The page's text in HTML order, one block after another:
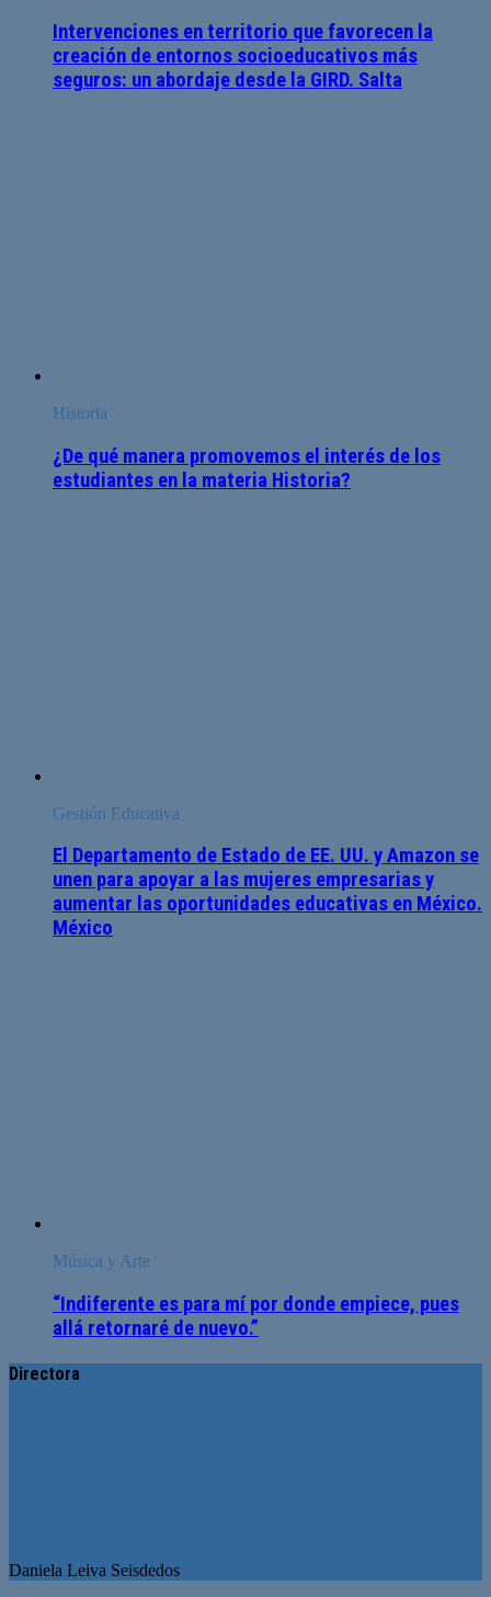
Intervenciones en territorio que favorecen la
creación de entornos socioeducativos más
seguros: un abordaje desde la GIRD. Salta
Historia
¿De qué manera promovemos el interés de los
estudiantes en la materia Historia?
Gestión Educativa
El Departamento de Estado de EE. UU. y Amazon se
unen para apoyar a las mujeres empresarias y
aumentar las oportunidades educativas en México.
México
Música y Arte
“Indiferente es para mí por donde empiece, pues
allá retornaré de nuevo.”
Directora
Daniela Leiva Seisdedos